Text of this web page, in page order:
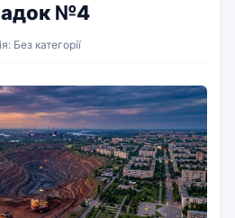
№4
Без категорії